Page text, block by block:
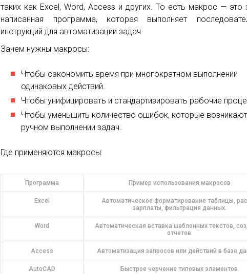
таких как Excel, Word, Access и других. То есть макрос — это
написанная программа, которая выполняет
инструкций для автоматизации задач.
Зачем нужны макросы:
Чтобы сэкономить время при многократном выполнении
одинаковых действий.
Чтобы унифицировать и стандартизировать рабочие
Чтобы уменьшить количество ошибок, которые
ручном выполнении задач.
Где применяются макросы:
Программа Пример использования макросов
Excel
Автоматическое форматирование таблицы,
зарплаты, фильтрация данных.
Word
Автоматическая вставка шаблонных текстов,
отчетов.
Access Автоматизация запросов или действий в базе
AutoCAD Быстрое черчение типовых элементов.